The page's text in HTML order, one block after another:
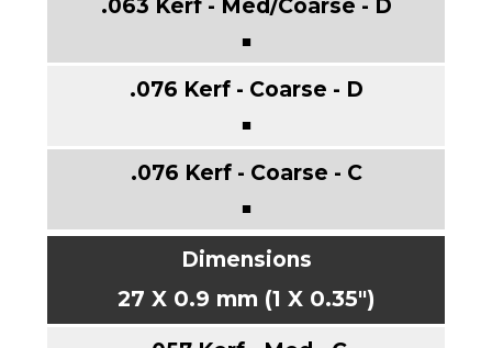
■
■
■
27 X 0.9 mm (1 X 0.35")